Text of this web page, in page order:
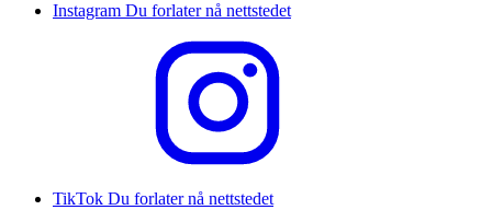
Instagram Du forlater nå nettstedet
TikTok Du forlater nå nettstedet